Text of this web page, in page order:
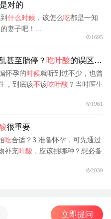
对的
到 什么时候 ，该怎么吃都是一知
妻子吧！...
1695
甚至胎停？ 吃叶酸的误区你
怀孕的时候就听到过不少，也曾
，到底该不该吃叶酸 ？当时医生
1961
很重要
吃合适？3.准备怀孕，可先通过
补充叶酸 ，应该挑哪种？想必备
2039
立即提问